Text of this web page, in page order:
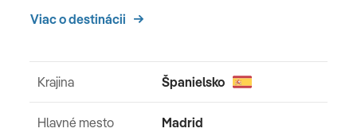
Viac o destinácii
Krajina Španielsko
Hlavné mesto Madrid